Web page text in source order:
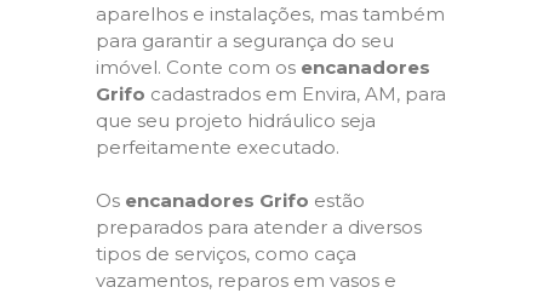
aparelhos e instalações, mas também
para garantir a segurança do seu
imóvel. Conte com os encanadores
Grifo cadastrados em Envira, AM, para
que seu projeto hidráulico seja
perfeitamente executado.
Os encanadores Grifo estão
preparados para atender a diversos
tipos de serviços, como caça
vazamentos, reparos em vasos e